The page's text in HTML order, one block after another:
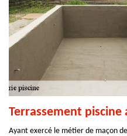
Terrassement piscine
Ayant exercé le métier de maçon